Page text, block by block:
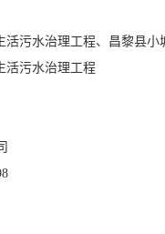
污水治理工程、昌黎县
活污水治理工程